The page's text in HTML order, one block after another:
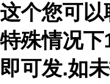
这个您可
特殊情况
即可发.如